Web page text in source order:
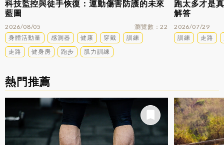
科技監控與徒手恢復：運動傷害防護的未來
藍圖
2026/08/05 瀏覽數
22
身體活動量
感測器 健康 穿戴
訓練
走路
健身房 跑步 肌力訓練
跑太多才是
解答
2026/07/29
訓練
走路
熱門推薦